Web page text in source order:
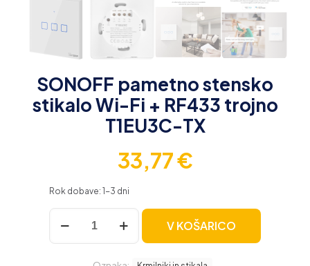
SONOFF pametno stensko
stikalo Wi-Fi + RF433 trojno
T1EU3C-TX
33,77€
Rok dobave: 1-3 dni
SONOFF
pametno
stensko
V KOŠARICO